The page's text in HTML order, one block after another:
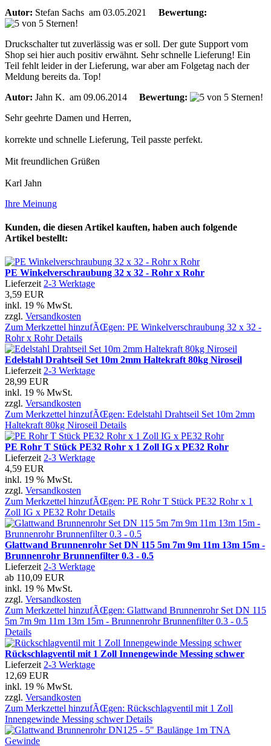
Autor: Stefan Sachs am 03.05.2021 Bewertung:
Druckschalter tut zuverlässig was er soll. Der gute Support vom
Shop sei hier auch positiv erwähnt. Sehr schnelle Lieferung! Ein
Teil fehlt leider in der Lieferung, war aber am Folgetag nach der
Meldung bereits da. Top!
Autor: Jahn K. am 09.06.2014
Bewertung:
Sehr geehrte Damen und Herren,
korrekte und schnelle Lieferung, Teil passte perfekt.
Mit freundlichen Grüßen
Karl Jahn
Ihre Meinung
Kunden, die diesen Artikel kauften, haben auch folgende
Artikel bestellt:
PE Winkelverschraubung 32 x 32 - Rohr x Rohr
Lieferzeit2-3 Werktage
3,59 EUR
inkl. 19 % MwSt.
zzgl. Versandkosten
Zum Merkzettel hinzufÃŒgen: PE Winkelverschraubung 32 x 32 -
Rohr x Rohr Details
Edelstahl Drahtseil Set 10m 2mm Haltekraft 80kg Niroseil
Lieferzeit2-3 Werktage
28,99 EUR
inkl. 19 % MwSt.
zzgl. Versandkosten
Zum Merkzettel hinzufÃŒgen: Edelstahl Drahtseil Set 10m 2mm
Haltekraft 80kg Niroseil Details
PE Rohr T Stück PE32 Rohr x 1 Zoll IG x PE32 Rohr
Lieferzeit2-3 Werktage
4,59 EUR
inkl. 19 % MwSt.
zzgl. Versandkosten
Zum Merkzettel hinzufÃŒgen: PE Rohr T Stück PE32 Rohr x 1
Zoll IG x PE32 Rohr Details
Glattwand Brunnenrohr Set DN 115 5m 7m 9m 11m 13m 15m -
Brunnenrohr Brunnenfilter 0.3 - 0.5
Lieferzeit2-3 Werktage
ab 110,09 EUR
inkl. 19 % MwSt.
zzgl. Versandkosten
Zum Merkzettel hinzufÃŒgen: Glattwand Brunnenrohr Set DN 115
5m 7m 9m 11m 13m 15m - Brunnenrohr Brunnenfilter 0.3 - 0.5
Details
Rückschlagventil mit 1 Zoll Innengewinde Messing schwer
Lieferzeit2-3 Werktage
12,69 EUR
inkl. 19 % MwSt.
zzgl. Versandkosten
Zum Merkzettel hinzufÃŒgen: Rückschlagventil mit 1 Zoll
Innengewinde Messing schwer Details